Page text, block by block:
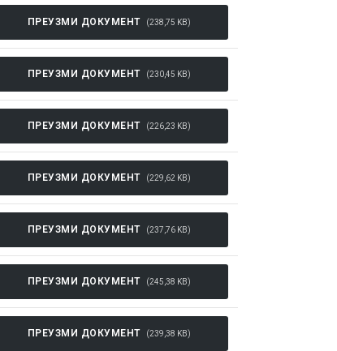
ПРЕУЗМИ ДОКУМЕНТ (238,75 KB)
ПРЕУЗМИ ДОКУМЕНТ (230,45 KB)
ПРЕУЗМИ ДОКУМЕНТ (226,23 KB)
ПРЕУЗМИ ДОКУМЕНТ (229,62 KB)
ПРЕУЗМИ ДОКУМЕНТ (237,76 KB)
ПРЕУЗМИ ДОКУМЕНТ (245,38 KB)
ПРЕУЗМИ ДОКУМЕНТ (239,38 KB)